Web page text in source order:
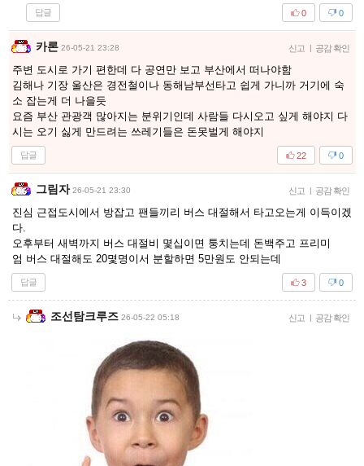
답글 0
0
카론 26-05-21 23:28 신고 | 공감 확인
주변 도시로 가기 편한데 다 공연만 보고 부산에서 떠나야함
김해나 기장 울산은 경전철이나 동해남부선타고 쉽게 가니까 거기에 숙
소 잡는게 더 나을듯
요즘 부산 관광객 많아지는 분위기인데 사람들 다시오고 싶게 해야지 다
시는 오기 싫게 만드려는 쓰레기들은 돈못벌게 해야지
답글 0
22
그림자 26-05-21 23:30 신고 | 공감 확인
진심 근접도시에서 방잡고 팬들끼리 버스 대절해서 타고오는게 이득이겠
다.
오후부터 새벽까지 버스 대절비 몇십이면 퉁치는데 돈백주고 프리미
엄 버스 대절해도 20몇명이서 분할하면 5만원도 안되는데
답글 0
3
조선탐크루즈 26-05-22 05:18 신고 | 공감 확인